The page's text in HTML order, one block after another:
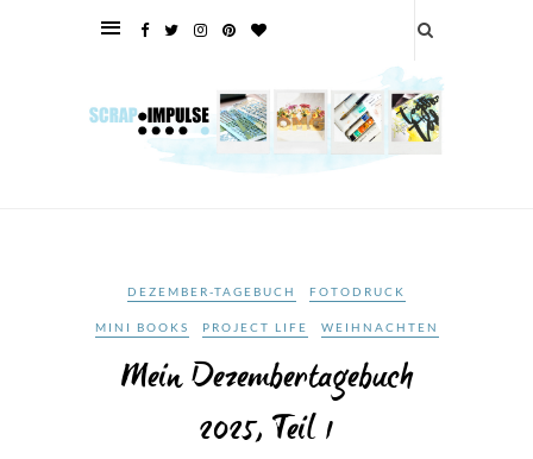
DEZEMBER-TAGEBUCH FOTODRUCK
MINI BOOKS PROJECT LIFE WEIHNACHTEN
Mein Dezembertagebuch
2025, Teil 1